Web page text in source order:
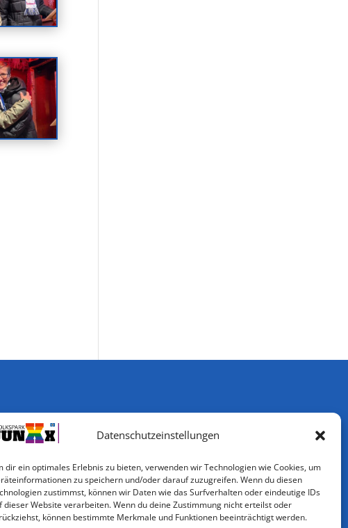
Datenschutzeinstellungen
dir ein optimales Erlebnis zu bieten, verwenden wir Technologien wie Cookies, um
zu speichern und/oder darauf zuzugreifen. Wenn du diesen
zustimmst, können wir Daten wie das Surfverhalten oder eindeutige IDs
dieser Website verarbeiten. Wenn du deine Zustimmung nicht erteilst oder
können bestimmte Merkmale und Funktionen beeinträchtigt werden.